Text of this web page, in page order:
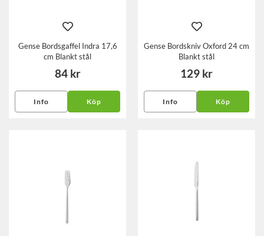
Gense Bordsgaffel Indra 17,6
cm Blankt stål
84 kr
Info Köp
Gense Bordskniv Oxford 24 cm
Blankt stål
129 kr
Info Köp